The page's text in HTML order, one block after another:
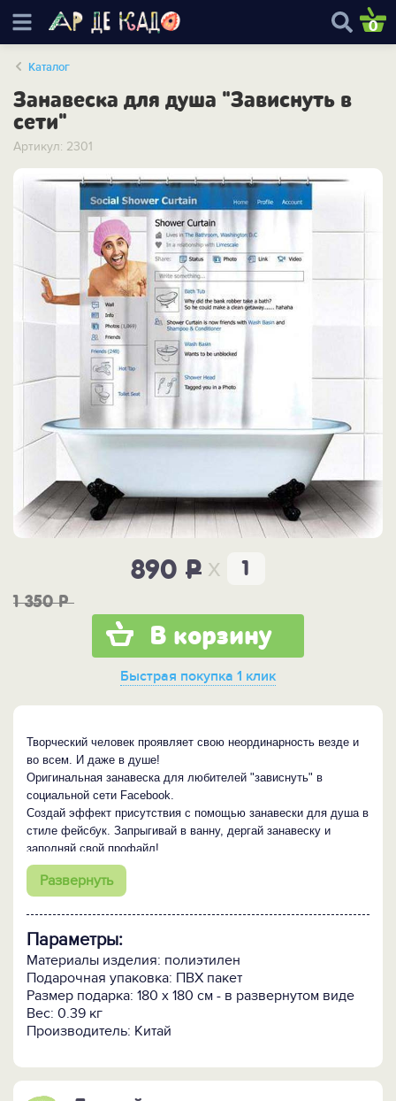
0
Каталог
Занавеска для душа "Зависнуть в
сети"
Артикул: 2301
890 P x
1 350P
В корзину
Быстрая покупка 1 клик
Творческий человек проявляет свою неординарность везде и
во всем. И даже в душе!
Оригинальная занавеска для любителей "зависнуть" в
социальной сети Facebook.
Создай эффект присутствия с помощью занавески для душа в
стиле фейсбук. Запрыгивай в ванну, дергай занавеску и
заполняй свой профайл!
Подари крутой аксессуар для ванной тем, кто не любит
обыденность.
"
Развернуть
Параметры:
Материалы изделия: полиэтилен
Подарочная упаковка: ПВХ пакет
Размер подарка: 180 x 180 см - в развернутом виде
Вес: 0.39 кг
Производитель: Китай